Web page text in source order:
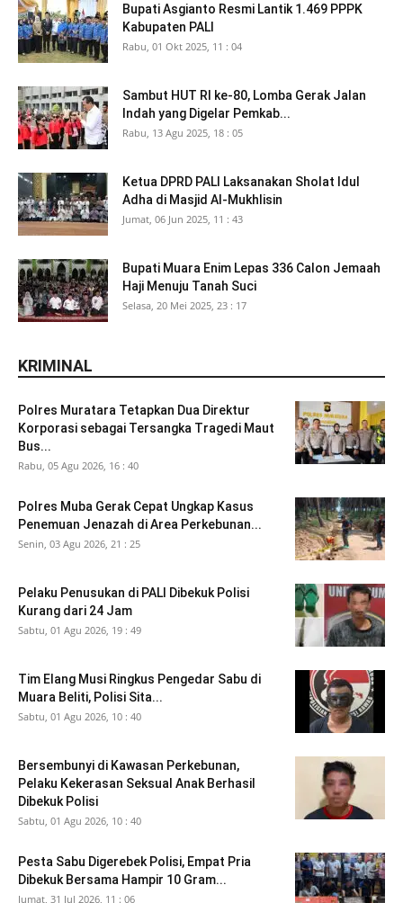
Bupati Asgianto Resmi Lantik 1.469 PPPK
Kabupaten PALI
Rabu, 01 Okt 2025, 11 : 04
Sambut HUT RI ke-80, Lomba Gerak Jalan
Indah yang Digelar Pemkab...
Rabu, 13 Agu 2025, 18 : 05
Ketua DPRD PALI Laksanakan Sholat Idul
Adha di Masjid Al-Mukhlisin
Jumat, 06 Jun 2025, 11 : 43
Bupati Muara Enim Lepas 336 Calon Jemaah
Haji Menuju Tanah Suci
Selasa, 20 Mei 2025, 23 : 17
KRIMINAL
Polres Muratara Tetapkan Dua Direktur
Korporasi sebagai Tersangka Tragedi Maut
Bus...
Rabu, 05 Agu 2026, 16 : 40
Polres Muba Gerak Cepat Ungkap Kasus
Penemuan Jenazah di Area Perkebunan...
Senin, 03 Agu 2026, 21 : 25
Pelaku Penusukan di PALI Dibekuk Polisi
Kurang dari 24 Jam
Sabtu, 01 Agu 2026, 19 : 49
Tim Elang Musi Ringkus Pengedar Sabu di
Muara Beliti, Polisi Sita...
Sabtu, 01 Agu 2026, 10 : 40
Bersembunyi di Kawasan Perkebunan,
Pelaku Kekerasan Seksual Anak Berhasil
Dibekuk Polisi
Sabtu, 01 Agu 2026, 10 : 40
Pesta Sabu Digerebek Polisi, Empat Pria
Dibekuk Bersama Hampir 10 Gram...
Jumat, 31 Jul 2026, 11 : 06